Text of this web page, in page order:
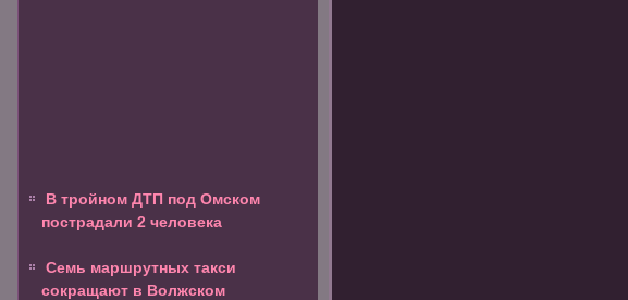
В тройном ДТП под Омском
пострадали 2 человека
Семь маршрутных такси
сокращают в Волжском